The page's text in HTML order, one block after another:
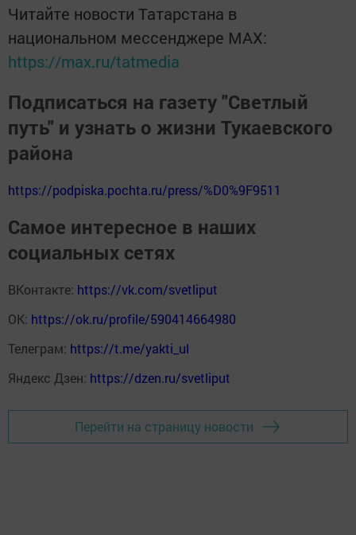
Читайте новости Татарстана в
национальном мессенджере MАХ:
https://max.ru/tatmedia
Подписаться на газету "Светлый
путь" и узнать о жизни Тукаевского
района
https://podpiska.pochta.ru/press/%D0%9F9511
Самое интересное в наших
социальных сетях
ВКонтакте: https://vk.com/svetliput
ОК: https://ok.ru/profile/590414664980
Телеграм: https://t.me/yakti_ul
Яндекс Дзен: https://dzen.ru/svetliput
Перейти на страницу новости